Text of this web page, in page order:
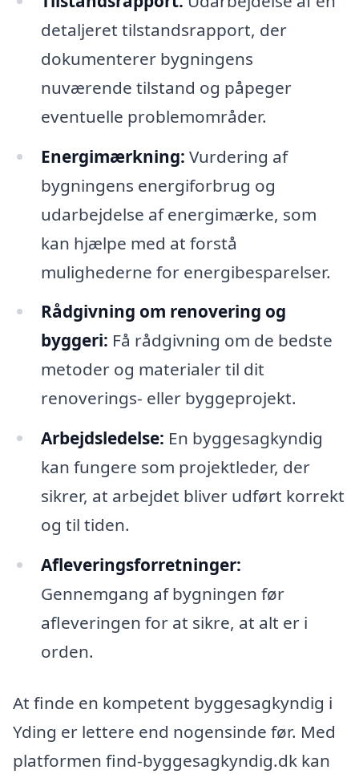
detaljeret tilstandsrapport, der
dokumenterer bygningens
nuværende tilstand og påpeger
eventuelle problemområder.
Energimærkning: Vurdering af
bygningens energiforbrug og
udarbejdelse af energimærke, som
kan hjælpe med at forstå
mulighederne for energibesparelser.
Rådgivning om renovering og
byggeri: Få rådgivning om de bedste
metoder og materialer til dit
renoverings- eller byggeprojekt.
Arbejdsledelse: En byggesagkyndig
kan fungere som projektleder, der
sikrer, at arbejdet bliver udført korrekt
og til tiden.
Afleveringsforretninger:
Gennemgang af bygningen før
afleveringen for at sikre, at alt er i
orden.
At finde en kompetent byggesagkyndig i
Yding er lettere end nogensinde før. Med
platformen find-byggesagkyndig.dk kan